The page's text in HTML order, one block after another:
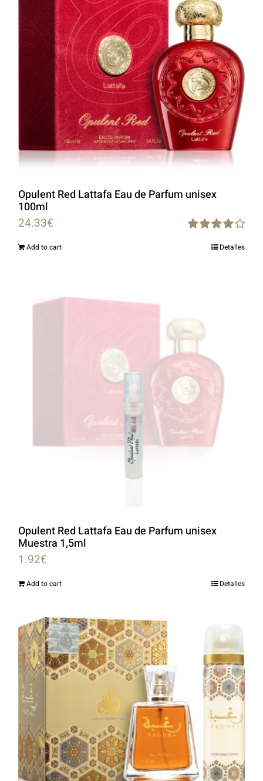
Opulent Red Lattafa Eau de Parfum unisex
100ml
out of
24.33€
Add to cart Detalles
Opulent Red Lattafa Eau de Parfum unisex
Muestra 1,5ml
1.92€
Add to cart Detalles